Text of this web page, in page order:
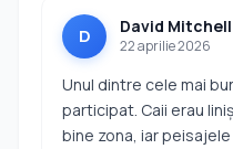
D David Mitchell
22 aprilie 2026
Unul dintre cele mai
participat. Caii erau
bine zona, iar